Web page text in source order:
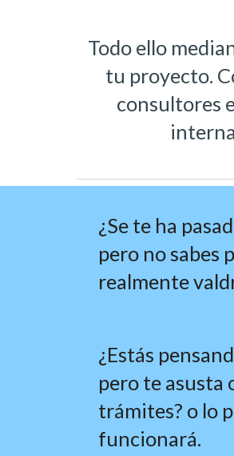
Todo ello
tu proyecto.
consultores
¿Se te ha
pero no sabes
realmente
¿Estás
pero te asusta
trámites? o lo
funcionará.